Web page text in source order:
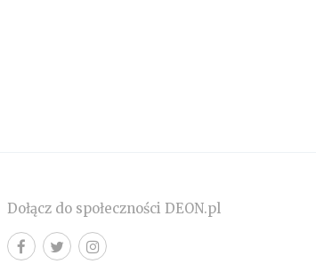
Dołącz do społeczności DEON.pl